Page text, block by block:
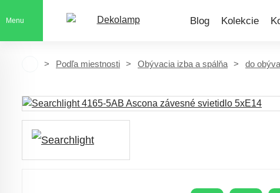
Menu Blog Kolekcie
Podľa miestnosti Obývacia izba a spálňa do